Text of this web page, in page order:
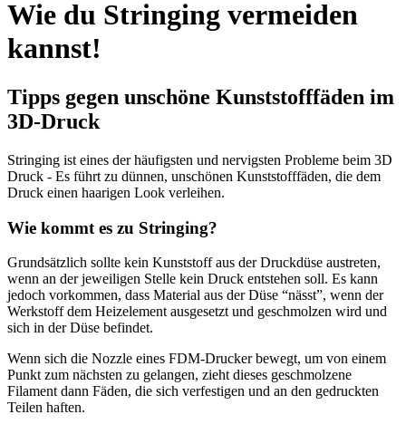
Wie du Stringing vermeiden
kannst!
Tipps gegen unschöne Kunststofffäden im
3D-Druck
Stringing ist eines der häufigsten und nervigsten Probleme beim 3D
Druck - Es führt zu dünnen, unschönen Kunststofffäden, die dem
Druck einen haarigen Look verleihen.
Wie kommt es zu Stringing?
Grundsätzlich sollte kein Kunststoff aus der Druckdüse austreten,
wenn an der jeweiligen Stelle kein Druck entstehen soll. Es kann
jedoch vorkommen, dass Material aus der Düse “nässt”, wenn der
Werkstoff dem Heizelement ausgesetzt und geschmolzen wird und
sich in der Düse befindet.
Wenn sich die Nozzle eines FDM-Drucker bewegt, um von einem
Punkt zum nächsten zu gelangen, zieht dieses geschmolzene
Filament dann Fäden, die sich verfestigen und an den gedruckten
Teilen haften.